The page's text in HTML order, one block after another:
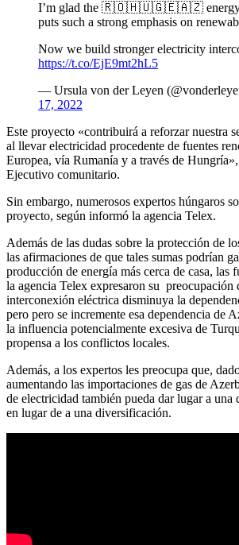
I’m glad the 🇷🇴🇭🇺🇬🇪🇦🇿 energy
puts such a strong emphasis on
Now we build stronger electricity
https://t.co/EjE9mt2hL5
— Ursula von der Leyen
17, 2022
Este proyecto «contribuirá a reforzar nuestra
al llevar electricidad procedente de fuentes
Europea, vía Rumanía y a través de
Ejecutivo comunitario.
Sin embargo, numerosos expertos húngaros
proyecto, según informó la agencia Telex.
Además de las dudas sobre la protección de
las afirmaciones de que tales sumas podrían
producción de energía más cerca de casa, las
la agencia Telex expresaron su preocupación
interconexión eléctrica disminuya la
pero pero se incremente esa dependencia de
la influencia potencialmente excesiva de
propensa a los conflictos locales.
Además, a los expertos les preocupa que,
aumentando las importaciones de gas de
de electricidad también pueda dar lugar a una
en lugar de a una diversificación.
¿ENERGÍA REALMENTE
Por otra parte, József Turai, Director General
Consulting Ltd, declaró a Télex que no cree
electricidad producida en Azerbaiyán y
verdaderamente ecológica a pesar de las
eólicas.